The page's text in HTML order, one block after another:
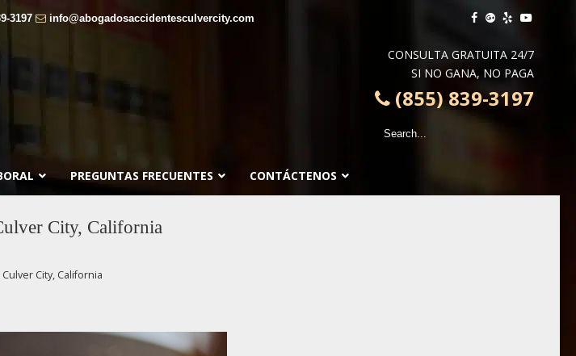
3197 info@abogadosaccidentesculvercity.com
CONSULTA GRATUITA 24/7
SI NO GANA, NO PAGA
(855) 839-3197
PREGUNTAS FRECUENTES CONTÁCTENOS
City, California
City, California